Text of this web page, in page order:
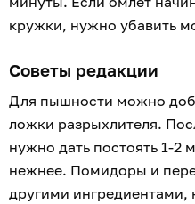
кружки, нужно убавить
Советы редакции
Для пышности можно
ложки разрыхлителя.
нужно дать постоять 1-2
нежнее. Помидоры и
другими ингредиентами,